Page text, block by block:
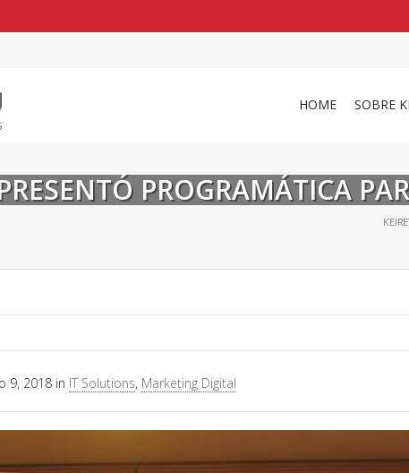
HOME SOBRE
PROGRAMÁTICA
9, 2018 in IT Solutions, Marketing Digital